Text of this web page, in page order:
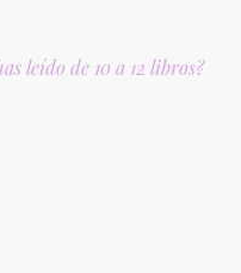
leído de 10 a 12 libros?